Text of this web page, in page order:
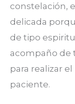
constelación,
delicada
de tipo
acompaño de
para realizar
paciente.